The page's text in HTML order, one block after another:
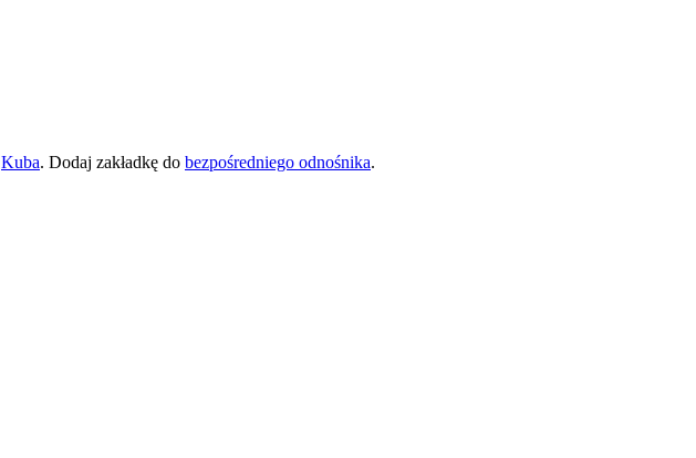
Kuba. Dodaj zakładkę do bezpośredniego odnośnika.